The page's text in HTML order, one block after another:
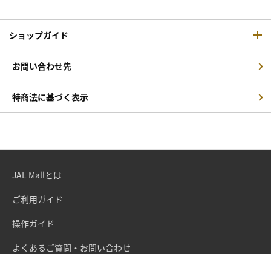
ショップガイド
お問い合わせ先
特商法に基づく表示
JAL Mallとは
ご利用ガイド
操作ガイド
よくあるご質問・お問い合わせ